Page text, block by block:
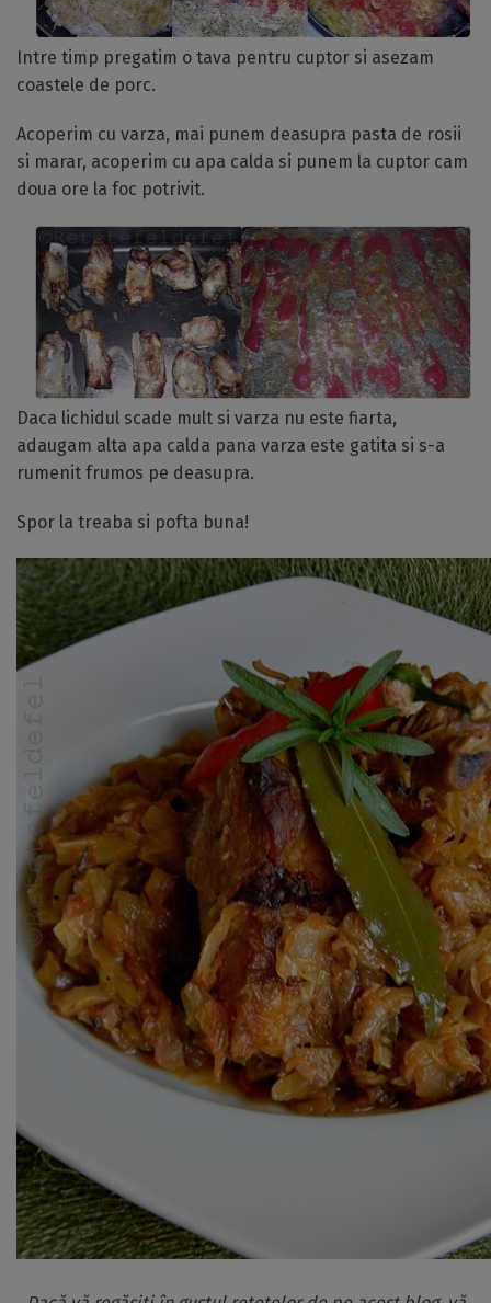
Intre timp pregatim o tava pentru cuptor si asezam
coastele de porc.
Acoperim cu varza, mai punem deasupra pasta de rosii
si marar, acoperim cu apa calda si punem la cuptor cam
doua ore la foc potrivit.
Daca lichidul scade mult si varza nu este fiarta,
adaugam alta apa calda pana varza este gatita si s-a
rumenit frumos pe deasupra.
Spor la treaba si pofta buna!